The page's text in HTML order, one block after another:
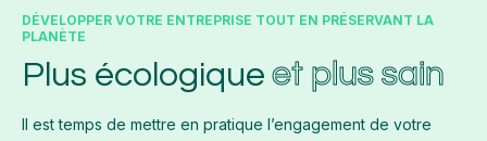
DÉVELOPPER VOTRE ENTREPRISE TOUT EN PRÉSERVANT LA
PLANÈTE
Plus écologique et plus sain
Il est temps de mettre en pratique l’engagement de votre